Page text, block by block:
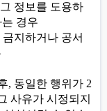
정보를 도용하
경우
지하거나 공서
, 동일한 행위가 2
사유가 시정되지